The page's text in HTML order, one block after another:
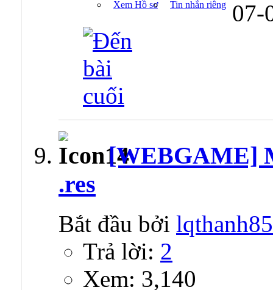
Xem Hồ sơ
Tin nhắn riêng 07-
[WEBGAME]
.res
Bắt đầu bởi
Trả lời: 2
Xem: 3,140